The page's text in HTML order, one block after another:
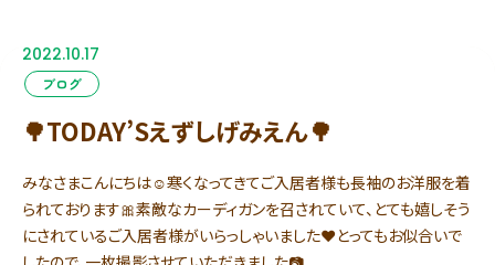
2022.10.17
ブログ
🌳TODAY’Sえずしげみえん🌳
みなさまこんにちは☺寒くなってきてご入居者様も長袖のお洋服を着
られております🎀素敵なカーディガンを召されていて、とても嬉しそう
にされているご入居者様がいらっしゃいました❤とってもお似合いで